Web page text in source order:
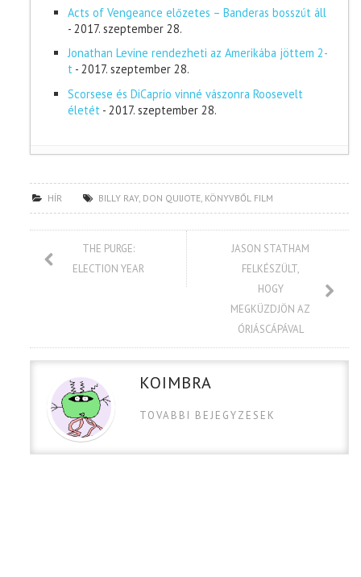
Acts of Vengeance előzetes – Banderas bosszút áll
- 2017. szeptember 28.
Jonathan Levine rendezheti az Amerikába jöttem 2-
t - 2017. szeptember 28.
Scorsese és DiCaprio vinné vászonra Roosevelt
életét - 2017. szeptember 28.
HÍR BILLY RAY, DON QUIJOTE, KÖNYVBŐL FILM
THE PURGE:
ELECTION YEAR
JASON STATHAM
FELKÉSZÜLT,
HOGY
MEGKÜZDJÖN AZ
ÓRIÁSCÁPÁVAL
KOIMBRA
TOVABBI BEJEGYZESEK